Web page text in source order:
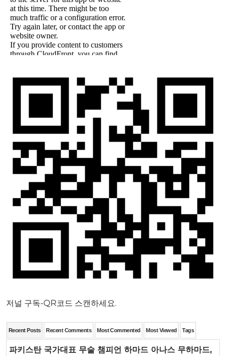
저널 구독-QR코드 스캔하세요.
Recent Posts Recent Comments Most Commented Most Viewed Tags
파키스탄 국가대표 무술 챔피언 하마드 아나스 무하마드,